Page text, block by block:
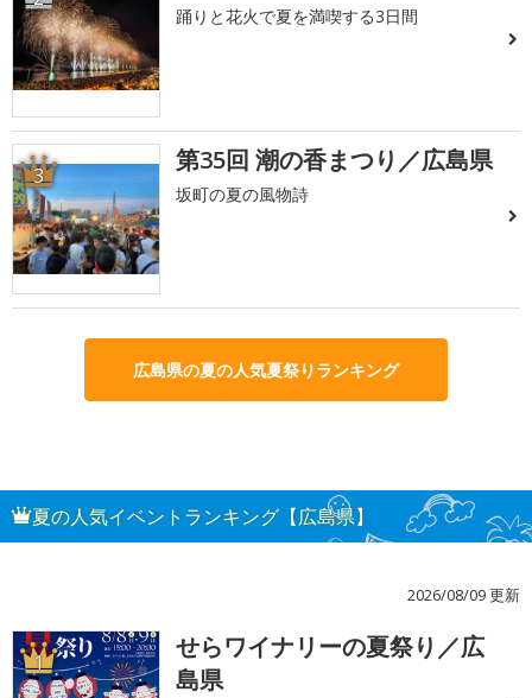
踊りと花火で夏を満喫する3日間
3 第35回 潮の香まつり／広島県
坂町の夏の風物詩
広島県の夏の人気夏祭りランキング
夏の人気イベントランキング【広島県】
2026/08/09 更新
1
せらワイナリーの夏祭り／広
島県